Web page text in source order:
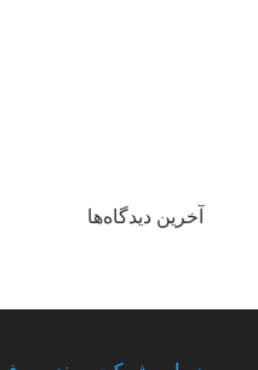
آخرین دیدگاه‌ها